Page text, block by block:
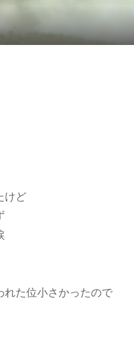
けど
れた位小さかったので